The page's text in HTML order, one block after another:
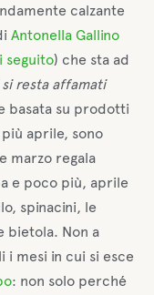
calzante
Antonella Gallino
seguito) che sta ad
resta affamati
basata su prodotti
aprile, sono
marzo regala
e poco più, aprile
spinacini, le
bietola. Non a
i mesi in cui si esce
: non solo perché